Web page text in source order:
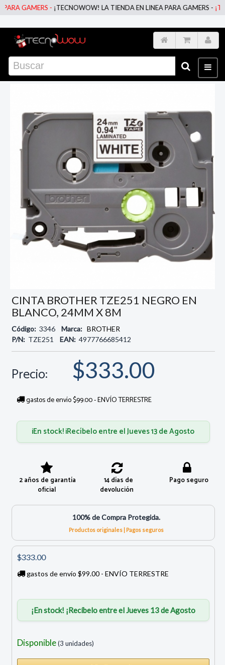
GAMERS -¡TECNOWOW! LA TIENDA EN LINEA PARA GAMERS -
CINTA BROTHER TZE251 NEGRO EN
BLANCO, 24MM X 8M
Código: 3346 Marca: BROTHER
P/N: TZE251 EAN: 4977766685412
Precio: $333.00
gastos de envío $99.00 - ENVÍO TERRESTRE
¡En stock! ¡Recíbelo entre el Jueves 13 de Agosto
2 años de garantía
oficial
14 días de
devolución
Pago seguro
100% de Compra Protegida.
Productos originales | Pagos seguros
$333.00
gastos de envío $99.00 - ENVÍO TERRESTRE
¡En stock! ¡Recíbelo entre el Jueves 13 de Agosto
Disponible(3 unidades)